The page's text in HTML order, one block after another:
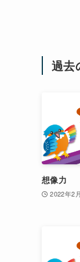
過去
想像力
2022年2